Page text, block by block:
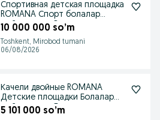
Спортивная детская площадка
ROMANA Спорт болалар
майдончаси. Воркаут
10 000 000 so’m
Toshkent, Mirobod tumani
06/08/2026
Качели двойные ROMANA
Детские площадки Болалар
майдончаси. Горки
5 101 000 so’m